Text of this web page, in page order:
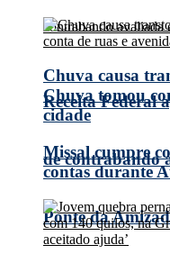
Receita Federal
de contrabando
Ponte da
Chuva causa
Chuva tomou
cidade
Missal cumpre
contas durante